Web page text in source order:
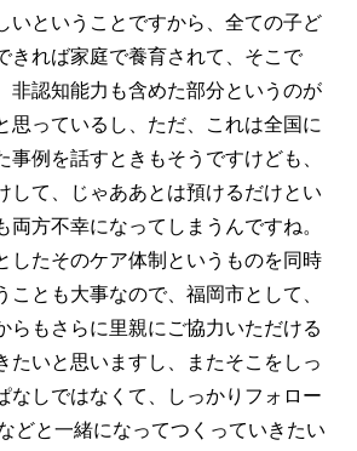
いということですから、全ての子ど
きれば家庭で養育されて、そこで
非認知能力も含めた部分というのが
思っているし、ただ、これは全国に
事例を話すときもそうですけども、
して、じゃああとは預けるだけとい
両方不幸になってしまうんですね。
したそのケア体制というものを同時
ことも大事なので、福岡市として、
らもさらに里親にご協力いただける
たいと思いますし、またそこをしっ
なしではなくて、しっかりフォロー
どと一緒になってつくっていきたい